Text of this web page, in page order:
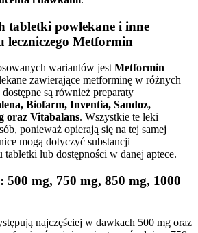
tabletki powlekane i inne
Metformin
wariantów jest Metformin
zawierające metforminę w różnych
są również preparaty
Biofarm, Inventia, Sandoz,
oraz Vitabalans. Wszystkie te leki
ponieważ opierają się na tej samej
mogą dotyczyć substancji
lub dostępności w danej aptece.
500 mg, 750 mg, 850 mg, 1000
najczęściej w dawkach 500 mg oraz